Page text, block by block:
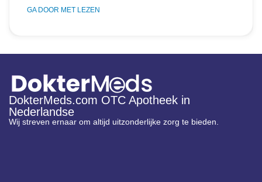
GA DOOR MET LEZEN
DokterMeds.com OTC Apotheek in
Nederlandse
Wij streven ernaar om altijd uitzonderlijke zorg te bieden.